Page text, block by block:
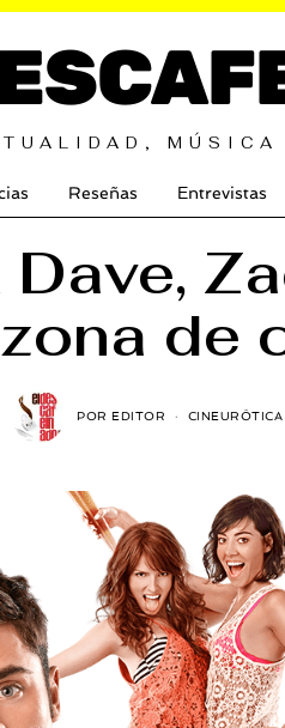
MÚSICA
Reseñas Entrevistas
Dave,
de
POREDITOR CINEURÓTICA